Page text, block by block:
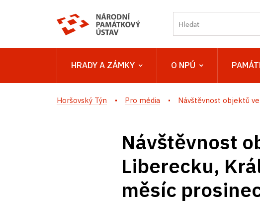
HRADY A ZÁMKY O NPÚ
Horšovský Týn Pro média Návštěvnost objektů ve
Návštěvnost
Liberecku,
měsíc